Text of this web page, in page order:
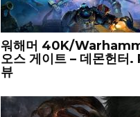
워해머 40K/
오스 게이트 – 데몬헌터.
뷰